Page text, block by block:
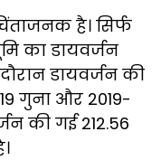
है। सिर्फ
का डायवर्जन
डायवर्जन की
गुना और 2019-
की गई 212.56